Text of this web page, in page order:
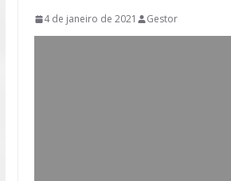
4 de janeiro de 2021 Gestor